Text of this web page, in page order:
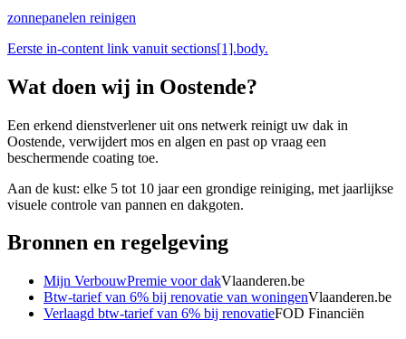
zonnepanelen reinigen
Eerste in-content link vanuit sections[1].body.
Wat doen wij in Oostende?
Een erkend dienstverlener uit ons netwerk reinigt uw dak in
Oostende, verwijdert mos en algen en past op vraag een
beschermende coating toe.
Aan de kust: elke 5 tot 10 jaar een grondige reiniging, met jaarlijkse
visuele controle van pannen en dakgoten.
Bronnen en regelgeving
Mijn VerbouwPremie voor dakVlaanderen.be
Btw-tarief van 6% bij renovatie van woningenVlaanderen.be
Verlaagd btw-tarief van 6% bij renovatieFOD Financiën